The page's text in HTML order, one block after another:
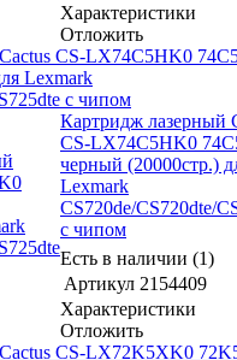
Характеристики
Отложить
CS-LX74C5HK0
Lexmark
с чипом
Картридж лазерный
CS-LX74C5HK0
черный (20000стр.)
Lexmark
CS720de/CS720dte/
с чипом
Есть в наличии (1)
Артикул 2154409
Характеристики
Отложить
CS-LX72K5XK0